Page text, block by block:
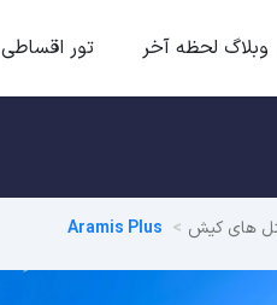
وبلاگ لحظه آخر تور اقساطی
های کیش Aramis Plus